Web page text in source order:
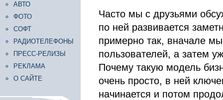
АВТО
ФОТО
СОФТ
РАДИОТЕЛЕФОНЫ
ПРЕСС-РЕЛИЗЫ
РЕКЛАМА
О САЙТЕ
Часто мы с друзьями
по ней развивается
примерно так, вначале
пользователей, а затем
Почему такую модель
очень просто, в ней
начинается и потом